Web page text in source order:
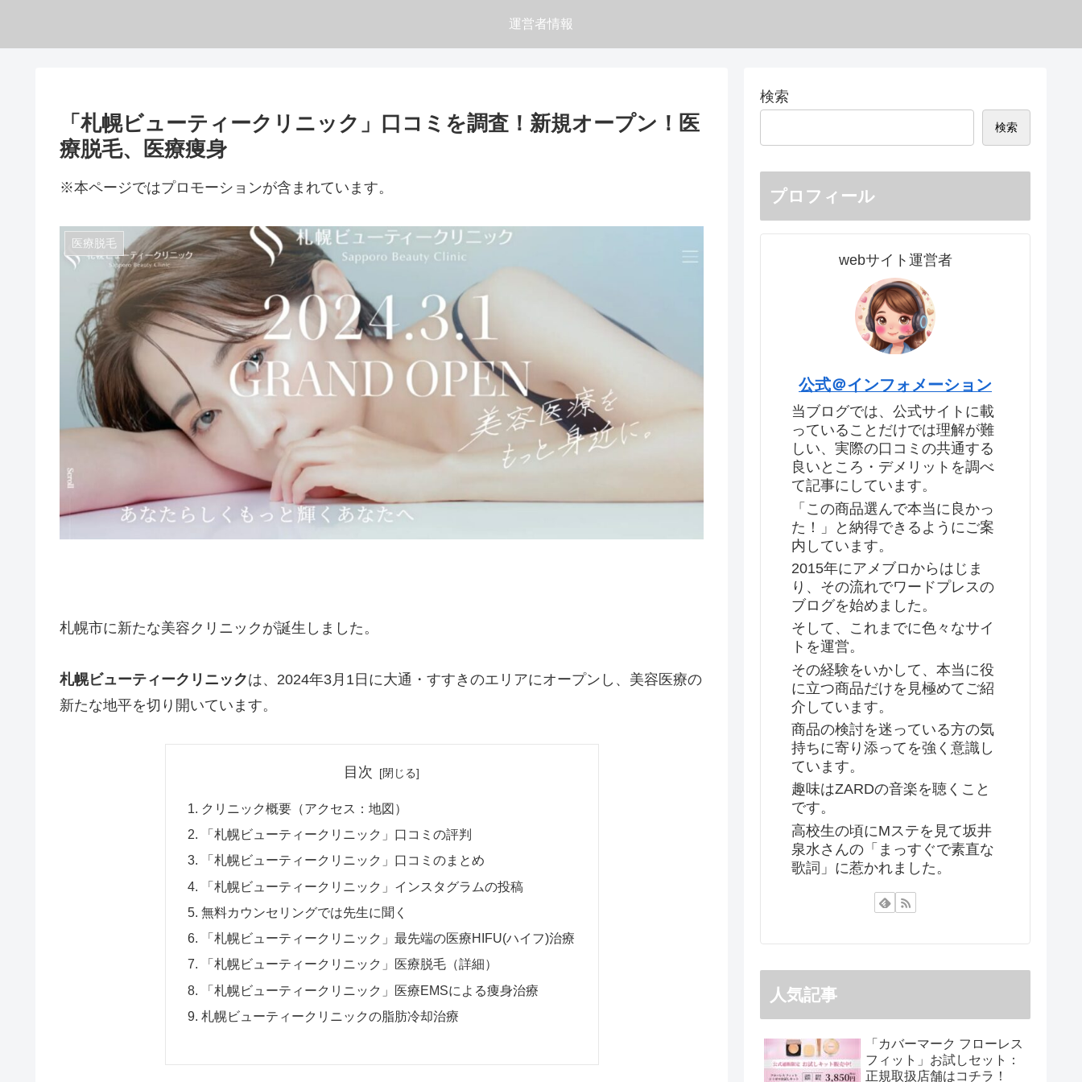
運営者情報
「札幌ビューティークリニック」口コミを調査！新規オープン！医
療脱毛、医療痩身
※本ページではプロモーションが含まれています。
医療脱毛
札幌市に新たな美容クリニックが誕生しました。
札幌ビューティークリニックは、2024年3月1日に大通・すすきのエリアにオープンし、美容医療の
新たな地平を切り開いています。
目次
クリニック概要（アクセス：地図）
「札幌ビューティークリニック」口コミの評判
「札幌ビューティークリニック」口コミのまとめ
「札幌ビューティークリニック」インスタグラムの投稿
無料カウンセリングでは先生に聞く
「札幌ビューティークリニック」最先端の医療HIFU(ハイフ)治療
「札幌ビューティークリニック」医療脱毛（詳細）
「札幌ビューティークリニック」医療EMSによる痩身治療
札幌ビューティークリニックの脂肪冷却治療
検索
検索
プロフィール
webサイト運営者
公式＠インフォメーション
当ブログでは、公式サイトに載
っていることだけでは理解が難
しい、実際の口コミの共通する
良いところ・デメリットを調べ
て記事にしています。
「この商品選んで本当に良かっ
た！」と納得できるようにご案
内しています。
2015年にアメブロからはじま
り、その流れでワードプレスの
ブログを始めました。
そして、これまでに色々なサイ
トを運営。
その経験をいかして、本当に役
に立つ商品だけを見極めてご紹
介しています。
商品の検討を迷っている方の気
持ちに寄り添ってを強く意識し
ています。
趣味はZARDの音楽を聴くこと
です。
高校生の頃にMステを見て坂井
泉水さんの「まっすぐで素直な
歌詞」に惹かれました。
人気記事
「カバーマーク フローレス
フィット」お試しセット：
正規取扱店舗はコチラ！